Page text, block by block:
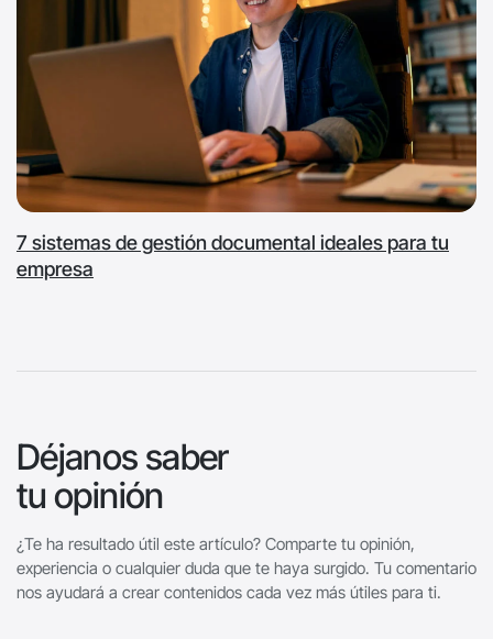
7 sistemas de gestión documental ideales para tu
empresa
Déjanos saber
tu opinión
¿Te ha resultado útil este artículo? Comparte tu opinión,
experiencia o cualquier duda que te haya surgido. Tu comentario
nos ayudará a crear contenidos cada vez más útiles para ti.